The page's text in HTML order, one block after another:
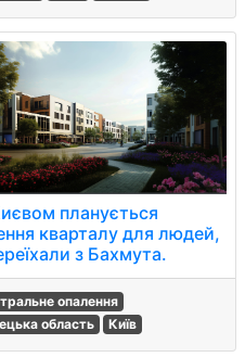
планується
кварталу для людей,
з Бахмута.
опалення
область
Київ